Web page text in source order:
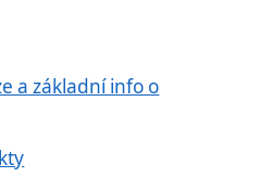
a základní info o